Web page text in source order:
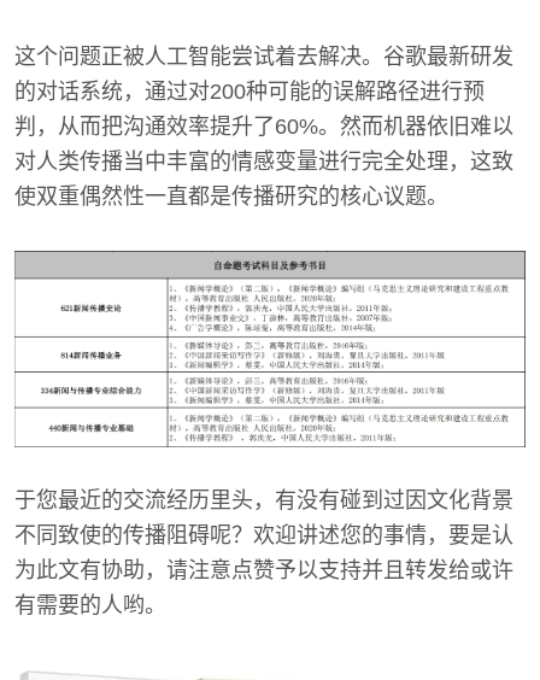
这个问题正被人工智能尝试着去解决。谷歌最新研发
的对话系统，通过对200种可能的误解路径进行预
判，从而把沟通效率提升了60%。然而机器依旧难以
对人类传播当中丰富的情感变量进行完全处理，这致
使双重偶然性一直都是传播研究的核心议题。
于您最近的交流经历里头，有没有碰到过因文化背景
不同致使的传播阻碍呢？欢迎讲述您的事情，要是认
为此文有协助，请注意点赞予以支持并且转发给或许
有需要的人哟。